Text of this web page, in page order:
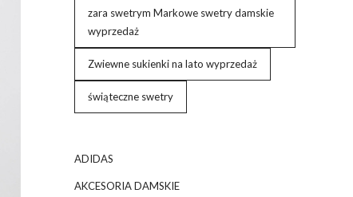
zara swetrym Markowe swetry damskie
wyprzedaż
Zwiewne sukienki na lato wyprzedaż
świąteczne swetry
ADIDAS
AKCESORIA DAMSKIE